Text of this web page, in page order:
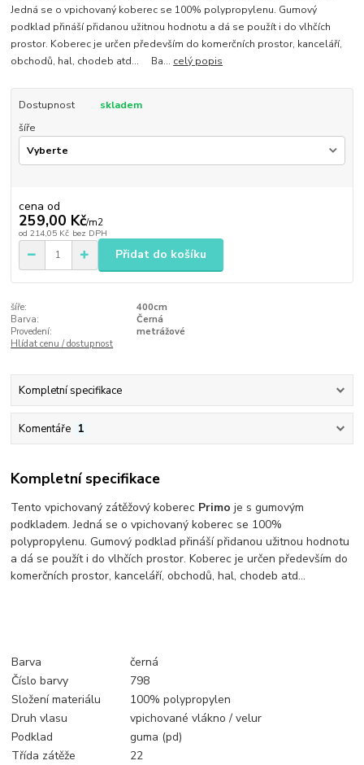
Jedná se o vpichovaný koberec se 100% polypropylenu. Gumový
podklad přináší přidanou užitnou hodnotu a dá se použít i do vlhčích
prostor. Koberec je určen především do komerčních prostor, kanceláří,
obchodů, hal, chodeb atd... Ba... celý popis
Dostupnost
skladem
šíře
cena od
259,00 Kč/m2
od 214,05 Kč bez DPH
Přidat do košíku
šíře:
400cm
Barva:
Černá
Provedení:
metrážové
Hlídat cenu / dostupnost
Kompletní specifikace
Komentáře 1
Kompletní specifikace
Tento vpichovaný zátěžový koberec Primoje s gumovým
podkladem. Jedná se o vpichovaný koberec se 100%
polypropylenu. Gumový podklad přináší přidanou užitnou hodnotu
a dá se použít i do vlhčích prostor. Koberec je určen především do
komerčních prostor, kanceláří, obchodů, hal, chodeb atd...
Barva
černá
Číslo barvy
798
Složení materiálu
100% polypropylen
Druh vlasu
vpichované vlákno / velur
Podklad
guma (pd)
Třída zátěže
22